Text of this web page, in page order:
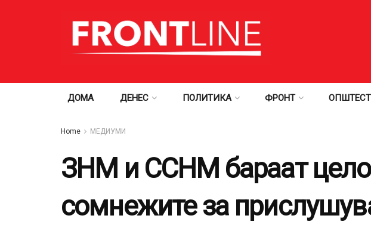
ДОМА ДЕНЕС ПОЛИТИКА ФРОНТ
Home МЕДИУМИ
ЗНМ и ССНМ бараат
сомнежите за